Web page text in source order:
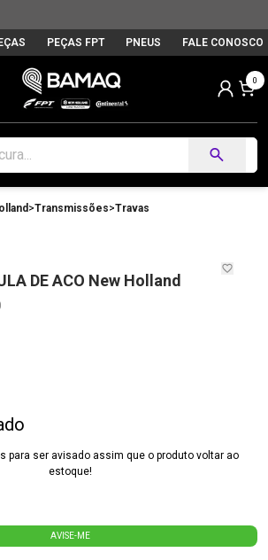
PEÇAS FPT PNEUS FALE CONOSCO
0
>Transmissões>Travas
DE ACO New Holland
para ser avisado assim que o produto voltar ao
estoque!
AVISE-ME